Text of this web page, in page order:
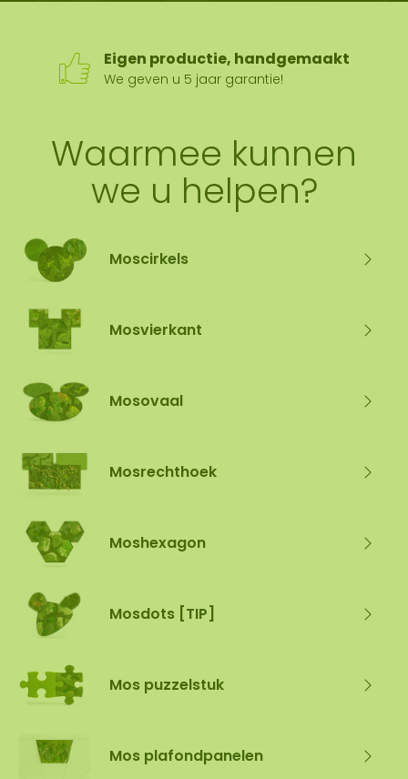
Eigen productie, handgemaakt
We geven u 5 jaar garantie!
Waarmee kunnen
we u helpen?
Moscirkels
Mosvierkant
Mosovaal
Mosrechthoek
Moshexagon
Mosdots [TIP]
Mos puzzelstuk
Mos plafondpanelen